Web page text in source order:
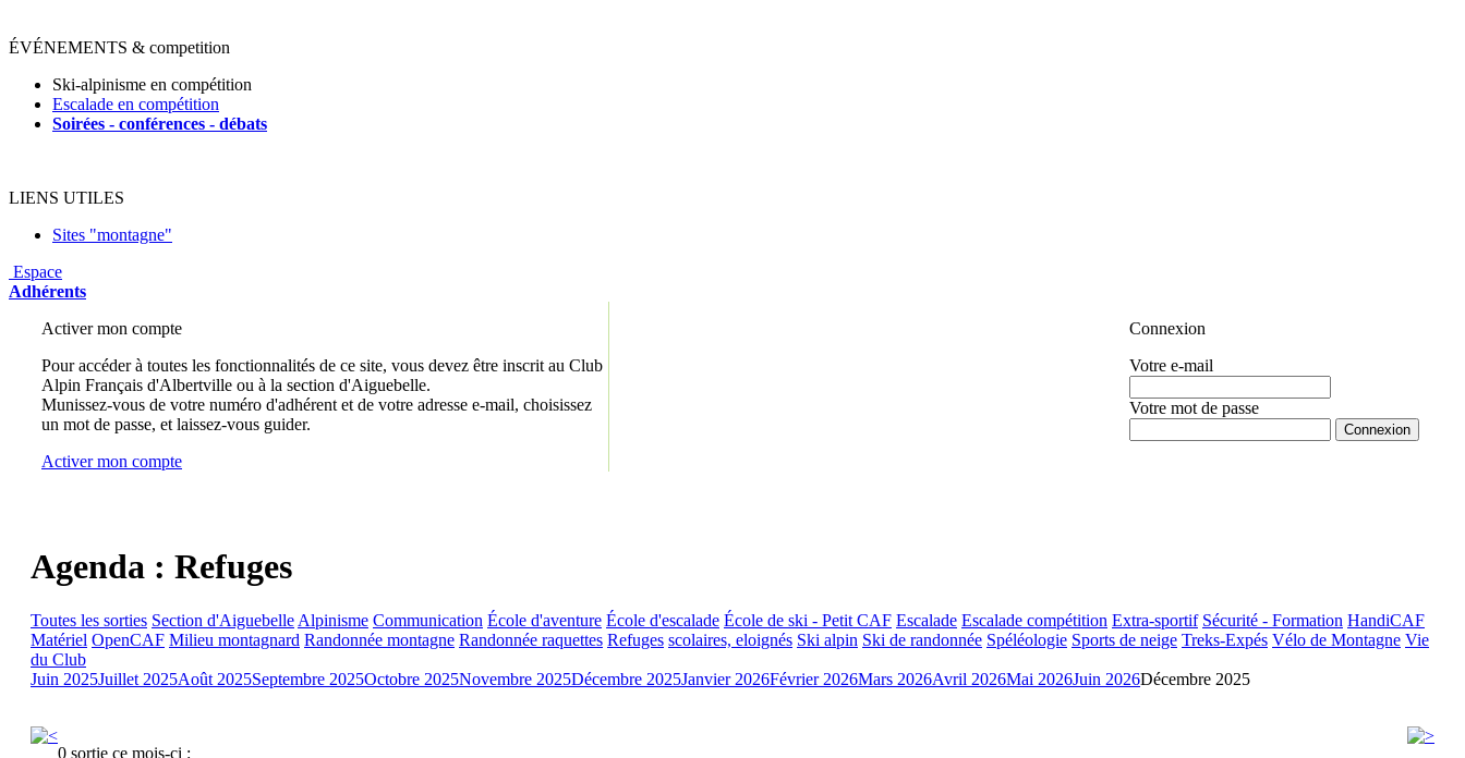
ÉVÉNEMENTS & competition
Ski-alpinisme en compétition
Escalade en compétition
Soirées - conférences - débats
LIENS UTILES
Sites "montagne"
Espace
Adhérents
Activer mon compte
Pour accéder à toutes les fonctionnalités de ce site, vous devez être inscrit au Club
Alpin Français d'Albertville ou à la section d'Aiguebelle.
Munissez-vous de votre numéro d'adhérent et de votre adresse e-mail, choisissez
un mot de passe, et laissez-vous guider.
Activer mon compte
Connexion
Votre e-mail
Votre mot de passe
Agenda : Refuges
Toutes les sorties Section d'Aiguebelle Alpinisme Communication École d'aventure École d'escalade École de ski - Petit CAF Escalade Escalade compétition Extra-sportif Sécurité - Formation HandiCAF
Matériel OpenCAF Milieu montagnard Randonnée montagne Randonnée raquettes Refuges scolaires, eloignés Ski alpin Ski de randonnée Spéléologie Sports de neige Treks-Expés Vélo de Montagne Vie
du Club
Juin 2025Juillet 2025Août 2025Septembre 2025Octobre 2025Novembre 2025Décembre 2025Janvier 2026Février 2026Mars 2026Avril 2026Mai 2026Juin 2026Décembre 2025
0 sortie ce mois-ci :